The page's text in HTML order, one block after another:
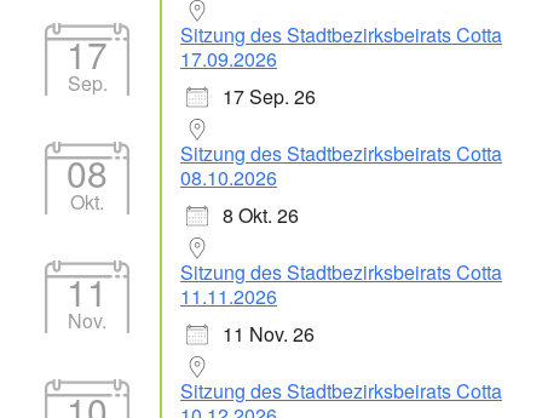
17
Sep.
Sitzung des Stadtbezirksbeirats Cotta
17.09.2026
17 Sep. 26
08
Okt.
Sitzung des Stadtbezirksbeirats Cotta
08.10.2026
8 Okt. 26
11
Nov.
Sitzung des Stadtbezirksbeirats Cotta
11.11.2026
11 Nov. 26
Sitzung des Stadtbezirksbeirats Cotta